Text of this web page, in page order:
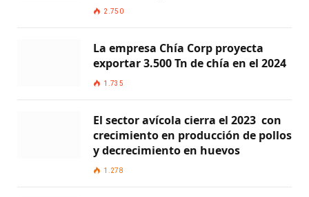
2.750
La empresa Chía Corp proyecta
exportar 3.500 Tn de chía en el 2024
1.735
El sector avícola cierra el 2023 con
crecimiento en producción de pollos
y decrecimiento en huevos
1.278